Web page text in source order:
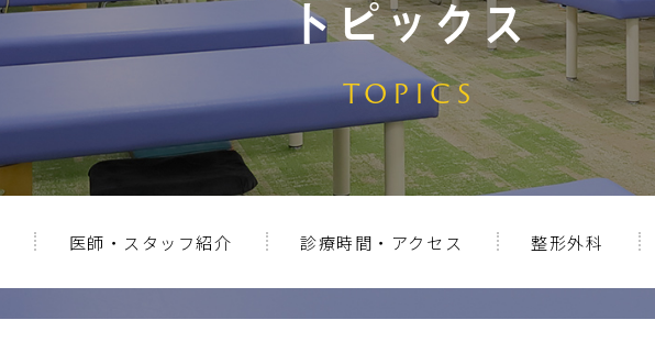
トピックス
TOPICS
医師・スタッフ紹介 診療時間・アクセス 整形外科